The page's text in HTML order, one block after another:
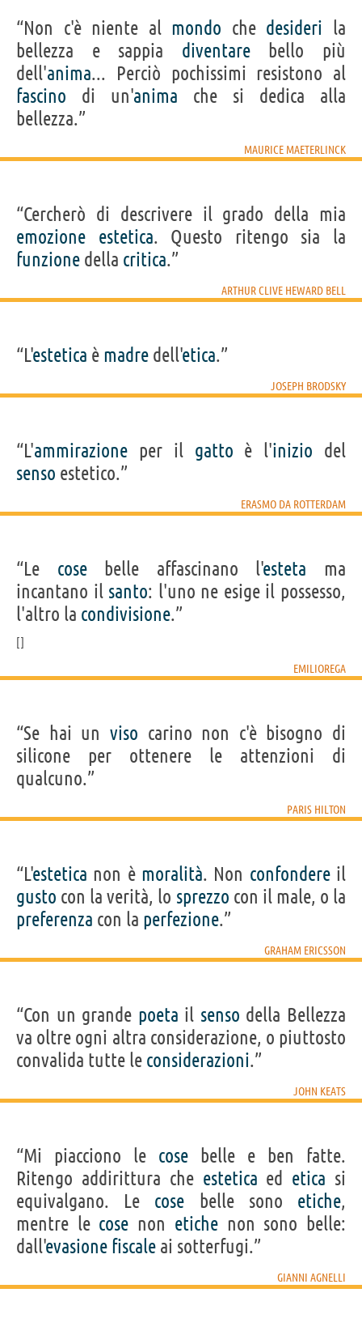
“Non c'è niente al mondo che desideri la
bellezza e sappia diventarebello più
dell'anima... Perciò pochissimi resistono al
fascino di un'anima che si dedica alla
bellezza.”
MAURICE MAETERLINCK
“Cercherò di descrivere il grado della mia
emozione
estetica. Questo ritengo sia la
funzione della critica.”
ARTHUR CLIVE HEWARD BELL
“L'estetica è madre dell'etica.”
JOSEPH BRODSKY
“L'ammirazione per il gatto è l'inizio del
senso estetico.”
ERASMO DA ROTTERDAM
“Le cosebelle affascinano l'esteta ma
incantano il santo: l'uno ne esige il possesso,
l'altro la condivisione.”
EMILIOREGA
“Se hai un viso carino non c'è bisogno di
silicone per ottenere le attenzioni di
qualcuno.”
PARIS HILTON
“L'estetica non è moralità. Non confondereil
gusto con la verità, lo sprezzo con il male, o la
preferenza con la perfezione.”
GRAHAM ERICSSON
“Con un grande poeta il senso della Bellezza
va oltre ogni altra considerazione, o piuttosto
convalida tutte le considerazioni.”
JOHN KEATS
“Mi piacciono le cose belle e ben fatte.
Ritengo addirittura che estetica ed etica si
equivalgano. Le cose belle sono etiche,
mentre le cose non etichenon sono belle:
dall'evasione fiscale ai sotterfugi.”
GIANNI AGNELLI